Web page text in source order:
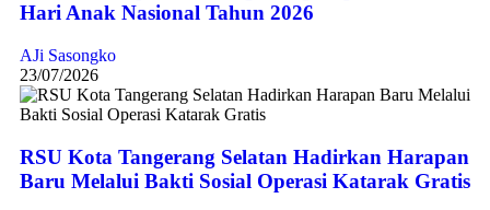
Hari Anak Nasional Tahun 2026
AJi Sasongko
23/07/2026
RSU Kota Tangerang Selatan Hadirkan Harapan
Baru Melalui Bakti Sosial Operasi Katarak Gratis